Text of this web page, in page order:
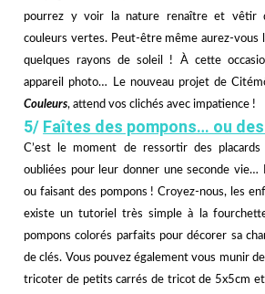
pourrez y voir la nature renaître et vêtir
couleurs vertes. Peut-être même aurez-vous
quelques rayons de soleil ! À cette
appareil photo… Le nouveau projet de
Couleurs, attend vos clichés avec impatience !
5/ Faîtes des pompons… ou
C’est le moment de ressortir des
oubliées pour leur donner une seconde vie…
ou faisant des pompons ! Croyez-nous, les
existe un tutoriel très simple à la
pompons colorés parfaits pour décorer sa
de clés. Vous pouvez également vous munir
tricoter de petits carrés de tricot de 5x5cm